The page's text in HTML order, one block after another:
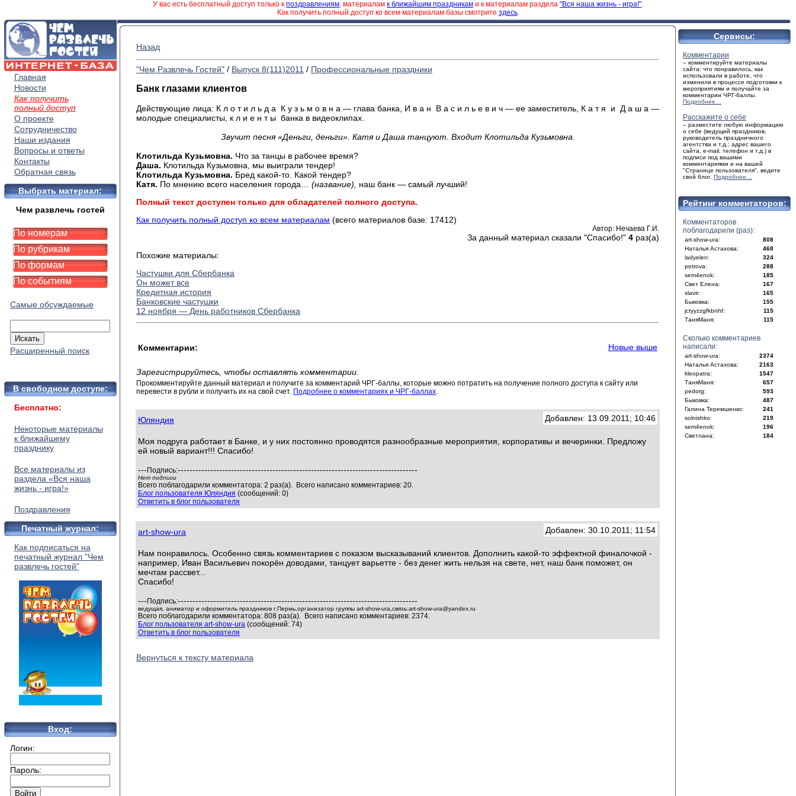
У вас есть бесплатный доступ только к поздравлениям, материалам к ближайшим праздникам и к материалам раздела "Вся наша жизнь - игра!".
Как получить полный доступ ко всем материалам базы смотрите здесь.
Главная
Новости
Как получить
полный доступ
О проекте
Сотрудничество
Наши издания
Вопросы и ответы
Контакты
Обратная связь
Выбрать материал:
Чем развлечь гостей
По номерам
По рубрикам
По формам
По событиям
Самые обсуждаемые
Расширенный поиск
В свободном доступе:
Бесплатно:
Некоторые материалы
к ближайшему
празднику
Все материалы из
раздела «Вся наша
жизнь - игра!»
Поздравления
Печатный журнал:
Как подписаться на
печатный журнал "Чем
развлечь гостей"
Вход:
Логин:
Пароль:
Назад
"Чем Развлечь Гостей" / Выпуск 8(111)2011 / Профессиональные праздники
Банк глазами клиентов
Действующие лица: К л о т и л ь д а К у з ь м о в н а — глава банка, И в а н В а с и л ь е в и ч — ее заместитель, К а т я и Д а ш а —
молодые специалисты, к л и е н т ы банка в видеоклипах.
Звучит песня «Деньги, деньги». Катя и Даша танцуют. Входит Клотильда Кузьмовна.
Клотильда Кузьмовна. Что за танцы в рабочее время?
Даша. Клотильда Кузьмовна, мы выиграли тендер!
Клотильда Кузьмовна. Бред какой-то. Какой тендер?
Катя. По мнению всего населения города… (название),
наш банк — самый лучший!
Полный текст доступен только для обладателей полного доступа.
Как получить полный доступ ко всем материалам (всего материалов базе: 17412)
Автор: Нечаева Г.И.
За данный материал сказали "Спасибо!" 4 раз(а)
Похожие материалы:
Частушки для Сбербанка
Он может все
Кредитная история
Банковские частушки
12 ноября — День работников Сбербанка
Комментарии: Новые выше
Зарегистрируйтесь, чтобы оставлять комментарии.
Прокомментируйте данный материал и получите за комментарий ЧРГ-баллы, которые можно потратить на получение полного доступа к сайту или
перевести в рубли и получить их на свой счет. Подробнее о комментариях и ЧРГ-баллах.
Юляндия Добавлен: 13.09.2011; 10:46
Моя подруга работает в Банке, и у них постоянно проводятся разнообразные мероприятия, корпоративы и вечеринки. Предложу
ей новый вариант!!! Спасибо!
--- Подпись:---------------------------------------------------------------------------------
Нет подписи
Всего поблагодарили комментатора: 2 раз(а). Всего написано комментариев: 20.
Блог пользователя Юляндия (сообщений: 0)
Ответить в блог пользователя
art-show-ura Добавлен: 30.10.2011; 11:54
Нам понравилось. Особенно связь комментариев с показом высказываний клиентов. Дополнить какой-то эффектной финалочкой -
например, Иван Васильевич покорён доводами, танцует варьетте - без денег жить нельзя на свете, нет, наш банк поможет, он
мечтам рассвет...
Спасибо!
--- Подпись:---------------------------------------------------------------------------------
ведущая, аниматор и оформитель праздников г.Пермь,организатор группы art-show-ura,связь:art-show-ura@yandex.ru
Всего поблагодарили комментатора: 808 раз(а). Всего написано комментариев: 2374.
Блог пользователя art-show-ura (сообщений: 74)
Ответить в блог пользователя
Вернуться к тексту материала
Сервисы:
Комментарии
– комментируйте материалы
сайта: что понравилось, как
использовали в работе, что
изменили в процессе подготовки к
мероприятиям и получайте за
комментарии ЧРГ-баллы.
Подробнее…
Расскажите о себе
– разместите любую информацию
о себе (ведущий праздников,
руководитель праздничного
агентства и т.д.; адрес вашего
сайта, e-mail, телефон и т.д.) в
подписи под вашими
комментариями и на вашей
"Странице пользователя", ведите
свой блог. Подробнее…
Рейтинг комментаторов:
Комментаторов
поблагодарили (раз):
art-show-ura:
808
Наталья Астахова:
468
ladyelen:
324
petrova:
288
sem4enok:
185
Свет Елена:
167
slavir:
165
Быковка:
155
jctyyzzgfkbnhf:
115
ТаняМаня:
115
Сколько комментариев
написали:
art-show-ura:
2374
Наталья Астахова:
2163
kleopatra:
1547
ТаняМаня:
657
pedorg:
593
Быковка:
487
Галина Теремшенко:
241
solnishko:
219
sem4enok:
196
Светлана:
184